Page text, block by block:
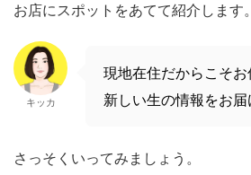
お店にスポットをあてて紹介します。
キッカ
現地在住だからこそお
新しい生の情報をお届
さっそくいってみましょう。